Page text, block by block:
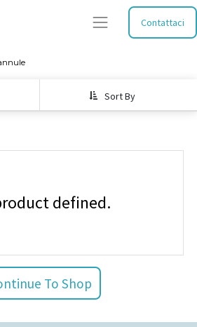
Contattaci
Sort By
defined.
To Shop